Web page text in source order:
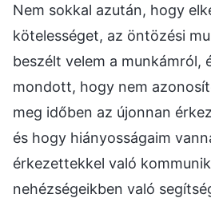
Nem sokkal azután, hogy
kötelességet, az öntözési
beszélt velem a munkámról,
mondott, hogy nem
meg időben az újonnan
és hogy hiányosságaim
érkezettekkel való
nehézségeikben való